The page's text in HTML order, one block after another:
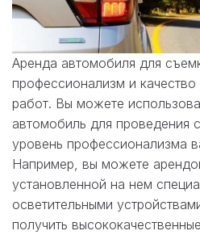
Аренда автомобиля для
профессионализм и
работ. Вы можете
автомобиль для проведения
уровень профессионализма
Например, вы можете
установленной на нем
осветительными
получить